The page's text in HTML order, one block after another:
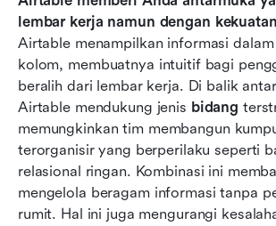
lembar kerja namun dengan
Airtable menampilkan informasi
kolom, membuatnya intuitif bagi
beralih dari lembar kerja. Di balik
Airtable mendukung jenis bidang
memungkinkan tim membangun
terorganisir yang berperilaku seperti
relasional ringan. Kombinasi ini
mengelola beragam informasi tanpa
rumit. Hal ini juga mengurangi